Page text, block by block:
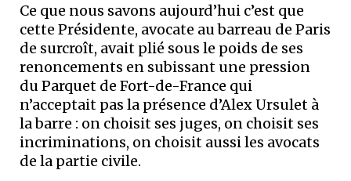
Ce que nous savons aujourd’hui c’est que
cette Présidente, avocate au barreau de Paris
de surcroît, avait plié sous le poids de ses
renoncements en subissant une pression
du Parquet de Fort-de-France qui
n’acceptait pas la présence d’Alex Ursulet à
la barre : on choisit ses juges, on choisit ses
incriminations, on choisit aussi les avocats
de la partie civile.